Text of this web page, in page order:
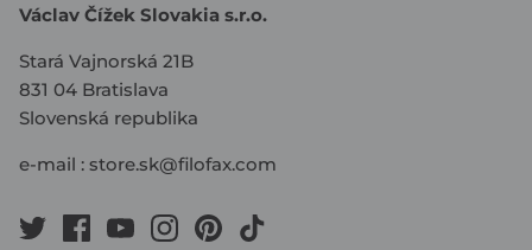
Václav Čížek Slovakia s.r.o.
Stará Vajnorská 21B
831 04 Bratislava
Slovenská republika
e-mail : store.sk@filofax.com